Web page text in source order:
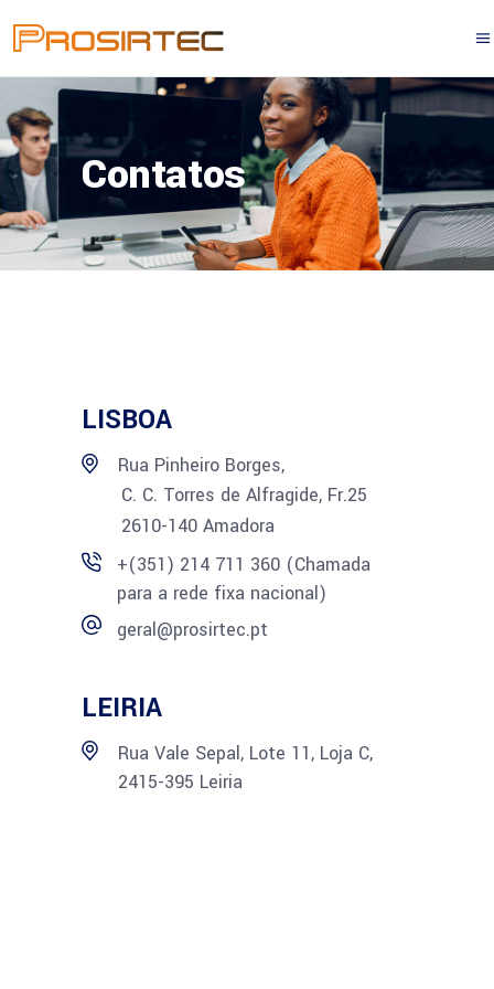
Contatos
LISBOA
Rua Pinheiro Borges,
C. C. Torres de Alfragide, Fr.25
2610-140 Amadora
+(351) 214 711 360 (Chamada
para a rede fixa nacional)
geral@prosirtec.pt
LEIRIA
Rua Vale Sepal, Lote 11, Loja C,
2415-395 Leiria